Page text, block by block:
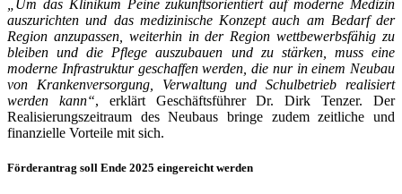
„Um das Klinikum Peine zukunftsorientiert auf moderne Medizin
auszurichten und das medizinische Konzept auch am Bedarf der
Region anzupassen, weiterhin in der Region wettbewerbsfähig zu
bleiben und die Pflege auszubauen und zu stärken, muss eine
moderne Infrastruktur geschaffen werden, die nur in einem Neubau
von Krankenversorgung, Verwaltung und Schulbetrieb realisiert
werden kann“, erklärt Geschäftsführer Dr. Dirk Tenzer. Der
Realisierungszeitraum des Neubaus bringe zudem zeitliche und
finanzielle Vorteile mit sich.
Förderantrag soll Ende 2025 eingereicht werden